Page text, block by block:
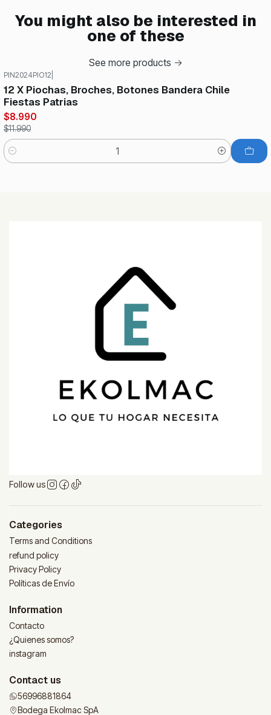
You might also be interested in
one of these
See more products
PIN2024PIO12
12 X Piochas, Broches, Botones Bandera Chile
Fiestas Patrias
$8.990
$11.990
Quantity
Follow us
Categories
Terms and Conditions
refund policy
Privacy Policy
Políticas de Envío
Information
Contacto
¿Quienes somos?
instagram
Contact us
56996881864
Bodega Ekolmac SpA